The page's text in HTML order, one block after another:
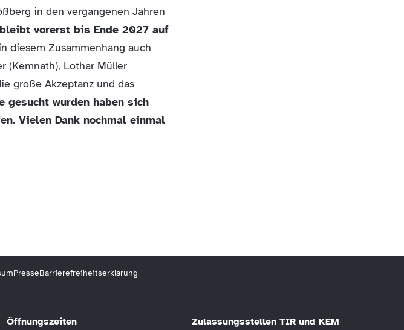
in den vergangenen Jahren
vorerst bis Ende 2027 auf
diesem Zusammenhang auch
(Kemnath), Lothar Müller
große Akzeptanz und das
wurden haben sich
Vielen Dank nochmal einmal
PresseBarrierefreiheitserklärung
Öffnungszeiten Zulassungsstellen TIR und KEM